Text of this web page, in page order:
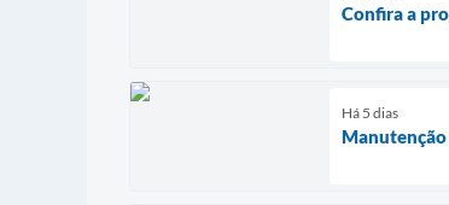
Confira a
Há 5 dias